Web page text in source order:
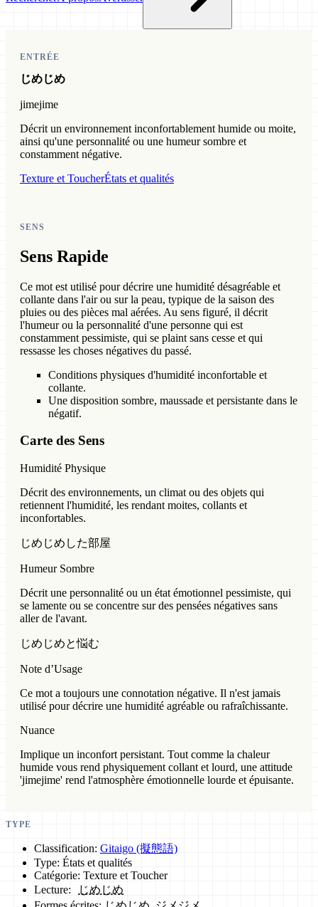
ENTRÉE
じめじめ
jimejime
Décrit un environnement inconfortablement humide ou moite,
ainsi qu'une personnalité ou une humeur sombre et
constamment négative.
Texture et ToucherÉtats et qualités
SENS
Sens Rapide
Ce mot est utilisé pour décrire une humidité désagréable et
collante dans l'air ou sur la peau, typique de la saison des
pluies ou des pièces mal aérées. Au sens figuré, il décrit
l'humeur ou la personnalité d'une personne qui est
constamment pessimiste, qui se plaint sans cesse et qui
ressasse les choses négatives du passé.
Conditions physiques d'humidité inconfortable et
collante.
Une disposition sombre, maussade et persistante dans le
négatif.
Carte des Sens
Humidité Physique
Décrit des environnements, un climat ou des objets qui
retiennent l'humidité, les rendant moites, collants et
inconfortables.
じめじめした部屋
Humeur Sombre
Décrit une personnalité ou un état émotionnel pessimiste, qui
se lamente ou se concentre sur des pensées négatives sans
aller de l'avant.
じめじめと悩む
Note d’Usage
Ce mot a toujours une connotation négative. Il n'est jamais
utilisé pour décrire une humidité agréable ou rafraîchissante.
Nuance
Implique un inconfort persistant. Tout comme la chaleur
humide vous rend physiquement collant et lourd, une attitude
'jimejime' rend l'atmosphère émotionnelle lourde et épuisante.
TYPE
Classification: Gitaigo (擬態語)
Type: États et qualités
Catégorie: Texture et Toucher
Lecture:
じめじめ